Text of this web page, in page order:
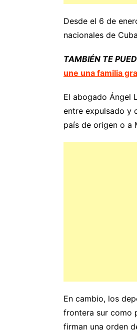
Desde el 6 de
nacionales de
TAMBIÉN TE
une una familia
El abogado Ángel
entre expulsado y
país de origen o a
En cambio, los
frontera sur como
firman una orden